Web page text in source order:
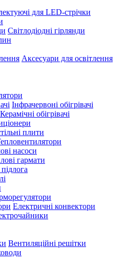
для LED-стрічки
Світлодіодні гірлянди
Аксесуари для освітлення
Інфрачервоні обігрівачі
Керамічні обігрівачі
плити
насоси
гармати
Електричні конвектори
Вентиляційні решітки